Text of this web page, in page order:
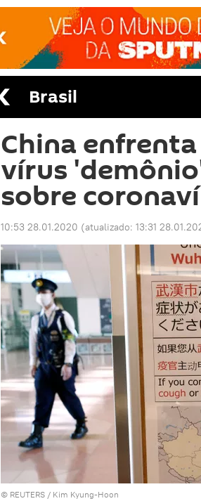
Brasil
China
vírus
sobre
10:53 28.01.2020 (atualizado: 13:31
© REUTERS / Kim Kyung-Hoon